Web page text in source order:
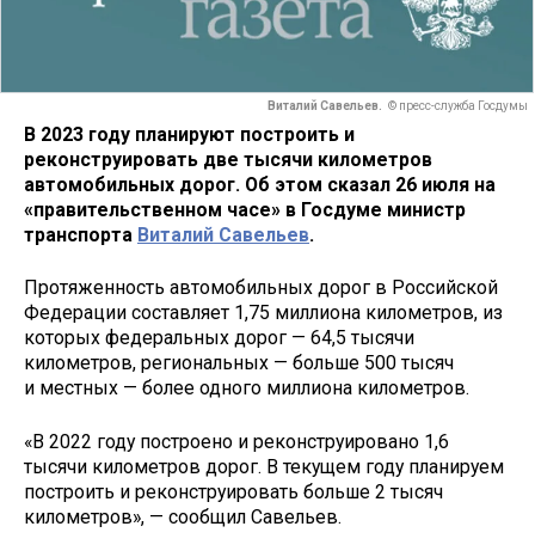
Виталий Савельев. © пресс-служба Госдумы
В 2023 году планируют построить и
реконструировать две тысячи километров
автомобильных дорог. Об этом сказал 26 июля на
«правительственном часе» в Госдуме министр
транспорта Виталий Савельев.
Протяженность автомобильных дорог в Российской
Федерации составляет 1,75 миллиона километров, из
которых федеральных дорог — 64,5 тысячи
километров, региональных — больше 500 тысяч
и местных — более одного миллиона километров.
«В 2022 году построено и реконструировано 1,6
тысячи километров дорог. В текущем году планируем
построить и реконструировать больше 2 тысяч
километров», — сообщил Савельев.